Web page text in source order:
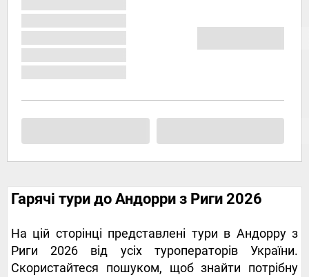
Гарячі тури до Андорри з Риги 2026
На цій сторінці представлені тури в Андорру з
Риги 2026 від усіх туроператорів України.
Скористайтеся пошуком, щоб знайти потрібну